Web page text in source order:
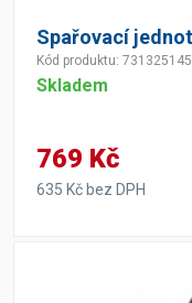
Spařovací
Kód produktu:
Skladem
769 Kč
635 Kč bez DPH